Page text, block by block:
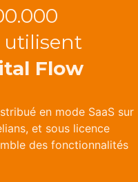
Flow
en mode SaaS sur
et sous licence
des fonctionnalités​